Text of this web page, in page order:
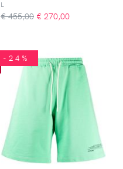
L
€ 455,00 € 270,00
-24%